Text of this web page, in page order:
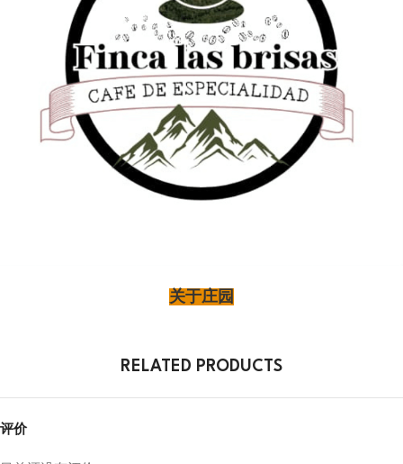
关于庄园
RELATED PRODUCTS
评价